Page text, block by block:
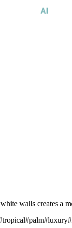
walls creates a
tropical#palm#luxury#